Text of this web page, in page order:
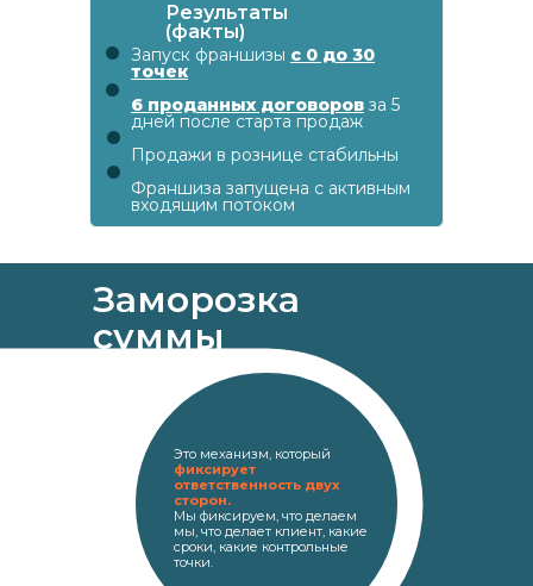
Результаты
(факты)
Запуск франшизы с 0 до 30
точек
6 проданных договоров за 5
дней после старта продаж
Продажи в рознице стабильны
Франшиза запущена с активным
входящим потоком
Заморозка
суммы
Это механизм, который
фиксирует
ответственность двух
сторон.
Мы фиксируем, что делаем
мы, что делает клиент, какие
сроки, какие контрольные
точки.